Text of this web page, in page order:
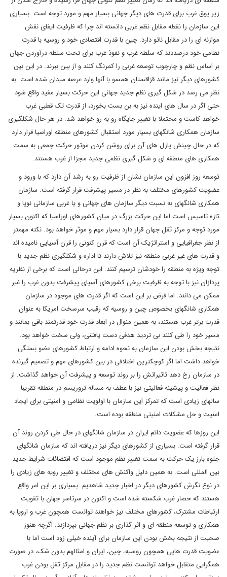
زیر یوق غرب برای قدرت های دیگر جهانی بسیار مهم و مورد توجه است. بسیاری
این سازمان را نقطه مقابل نظم غربی دانسته اند چرا که ظرفیت ایفای نقش
موازنه ای را در مقابل ناتو دارد. چین با قدرت اقتصادی خود و روسیه با قدرت
نظامی خود درصددند که سلطه غرب و نفوذ غرب برای تحت سلطه درآوردن جهان
بر اساس نظم و چارچوب توسعه غربی را کمرنگ کنند و از بین ببرند. در این بین
کشورهای دیگر نیز مانند قزاقستان همسو با آنها وارد عرصه میدان شده است. به
نظر می رسد در شکل گیری نظم جدید جهانی این حرکت بسیار مفید واقع شود
حتی اگر در سال های اینده نیز به بن بست بخورد، از قدرت تک قطبی غرب
خواهد کاست و محتملا با تغییر جایگاه رو به رو خواهد شد. در هر حال شکلگیری
سازمان همکاری شانگهای بسیار مورد استقبال کشورهای منطقه اوراسیا قرار دارد
که در حال چینش پازل های آن برای روشن کردن موتور حرکت جمعی به سمت
همکاری های منطقه ای و شکل گیری نظمی جدید مجزا از غرب هستند.
توسعه روز افزون این سازمان نشان از ظرفیت رو به رشد آن دارد که با ورود و
عضویت کشورهای مختلف به نظر در مسیر پیشرفت قرار گرفته است. سازمان
همکاری شانگهای به نسبت دیگر سازمان های جهانی و یا غربی سازمانی نوپا و
تازه تاسیس است اما این حرکت بزرگ در میان کشورهای اوراسیا که اکنون بسیار
مورد توجه و مرکز ثقل جهان قرار دارد بسیار مهم و موثر خواهد بود. نکته مهمتر
از نظر جغرافیایی و استراتژیک آن است که قرن کنونی را قرن آسیایی نامیده اند
و قدرت های غیر غربی منطقه نیز تلاش دارند تا اداره و شکلگیری نظم جدید با
توجه ویژه به منطقه را خودشان ترسیم کنند. این درحالی است که برخی از نظریه
پردازان نیز با توجه به ظرفیت برخی کشورهای آسیای پیشرفت بدون غرب را غیر
ممکن می دانند. اما فرض بر این است که اگر قدرت های موجود در سازمان
همکاری شانگهای بخصوص چین و روسیه که رقیب سرسخت امریکا به عنوان
قدرت برتر غرب هستند، به همین منوال در ابعاد قدرت خود قدرتمند باقی بمانند و
مسیر خود را طی کنند بی تردید هدفی دست یافتنی، ولی سخت خواهد بود.
نتیجه بخش بودن این سازمان به نحوه ادامه و ارتباط کشورهای عضو بستگی
خواهد داشت اما اگر کوچکترین اختلافی در بین کشورهای مهم و تصمیم گیرنده
در سازمان رخ دهد تاثیراتش را بر روند توسعه و پیشرفت آن خواهد گذاشت. از
نظر فعالیت و پیشینه فعالیتی نیز با عطف به مساله تروریسم در منطقه تقریبا
سالهای زیادی است که تمرکز این سازمان با اولویت نظامی و امنیتی برای ایجاد
امنیت و حل مشکلات امنیتی منطقه بوده است.
این روزها که عضویت دائم ایران در سازمان شانگهای در حال طی کردن روند آن
قرار گرفته است. بسیاری از کشورهای دیگر نیز دریافته اند که سازمان شانگهای
جلوه بارز یک حرکت به سمت تغییر نظم موجود است که اقتضائات شرایط جدید
بین المللی است. به همین دلیل واکنش های مختلف و تغییر رویه های زیادی را
در نوع نگرش کشورهای دیگر در اخبار جدید شاهدیم. بسیاری بر این امر واقع
هستند که حصار غرب شکسته شده است و اکنون در سرتاسر جهان با تقویت
ارتباطات مشترک، کشورهای مختلف نیز خواهند توانست همچون غرب و اروپا به
همکاری و توسعه منطقه ای و اثر گذاری بر نظم جهانی بپردازند. اگرچه هنوز
صحبت از نتیجه بخش بودن این سازمان برای آینده خیلی زود است اما با
عضویت قدرت هایی همچون روسیه، چین، ایران و امثالهم بدون شک، در صورت
همگرایی متقابل خواهد توانست نظم جدید را در مقابل مرکز ثقل بودن غرب